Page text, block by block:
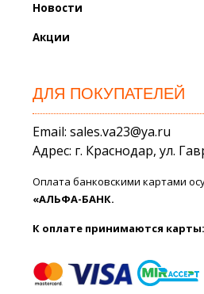
Новости
Акции
ДЛЯ ПОКУПАТЕЛЕЙ
Email: sales.va23@ya.ru
Адрес: г. Краснодар, ул.
Оплата банковскими картами
«АЛЬФА-БАНК.
К оплате принимаются карты: